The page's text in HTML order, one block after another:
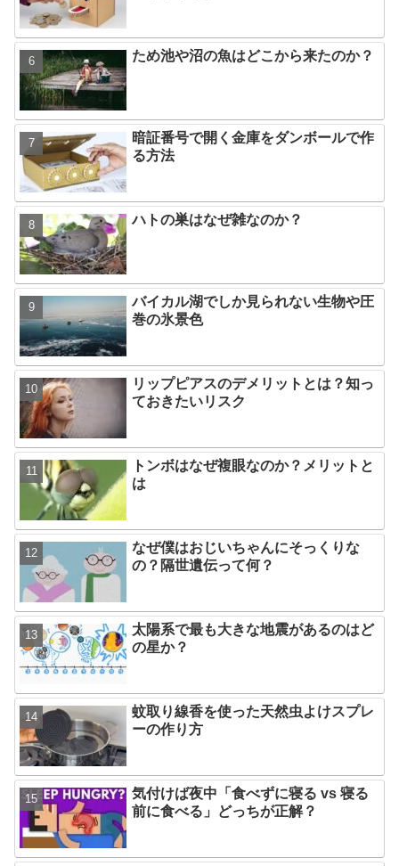
ため池や沼の魚はどこから来たのか？
暗証番号で開く金庫をダンボールで作
る方法
ハトの巣はなぜ雑なのか？
バイカル湖でしか見られない生物や圧
巻の氷景色
リップピアスのデメリットとは？知っ
ておきたいリスク
トンボはなぜ複眼なのか？メリットと
は
なぜ僕はおじいちゃんにそっくりな
の？隔世遺伝って何？
太陽系で最も大きな地震があるのはど
の星か？
蚊取り線香を使った天然虫よけスプレ
ーの作り方
気付けば夜中「食べずに寝る vs 寝る
前に食べる」どっちが正解？